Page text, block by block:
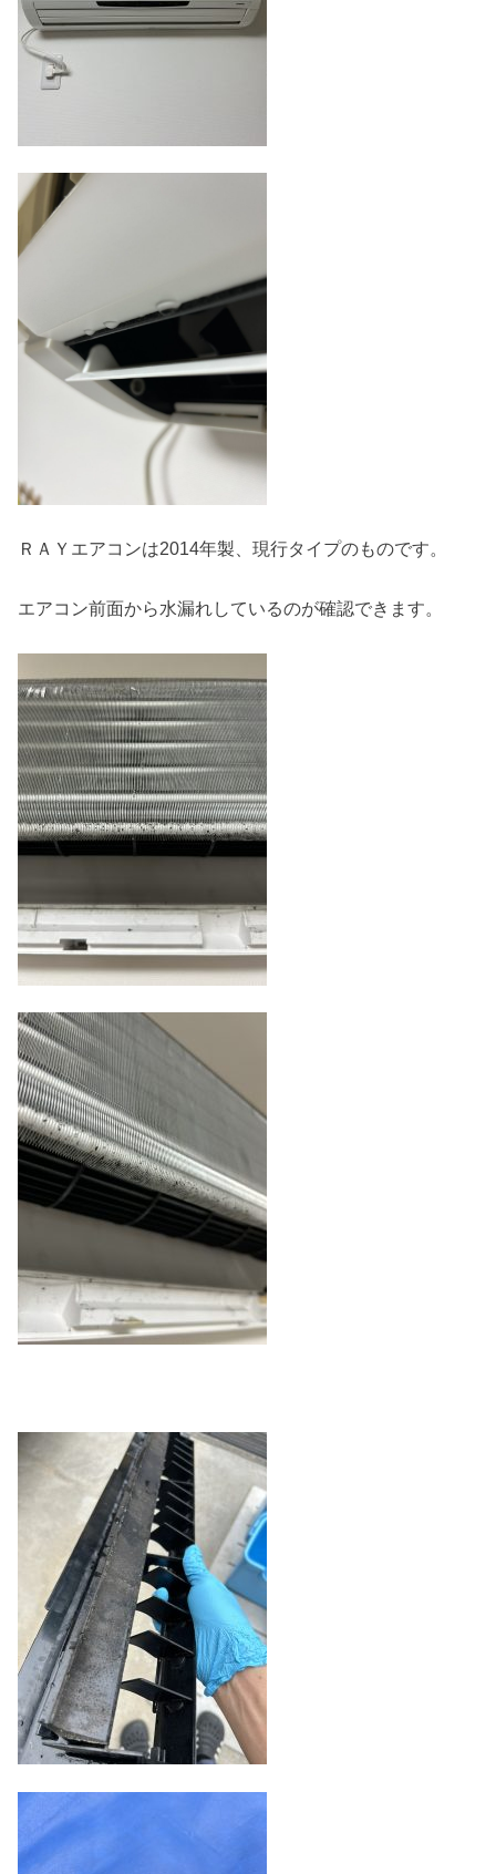
ＲＡＹエアコンは2014年製、現行タイプのものです。
エアコン前面から水漏れしているのが確認できます。